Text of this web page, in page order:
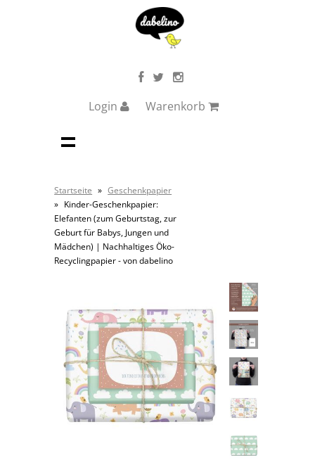
Login Warenkorb
Startseite » Geschenkpapier
» Kinder-Geschenkpapier:
Elefanten (zum Geburtstag, zur
Geburt für Babys, Jungen und
Mädchen) | Nachhaltiges Öko-
Recyclingpapier - von dabelino